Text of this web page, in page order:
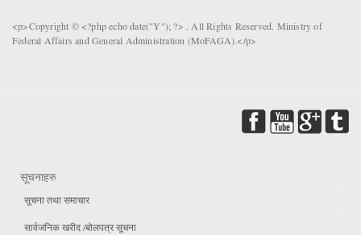
<p>Copyright © <?php echo date("Y"); ?> . All Rights Reserved. Ministry of
Federal Affairs and General Administration (MoFAGA).</p>
सूचनाहरु
सूचना तथा समाचार
सार्वजनिक खरीद /बोलपत्र सूचना